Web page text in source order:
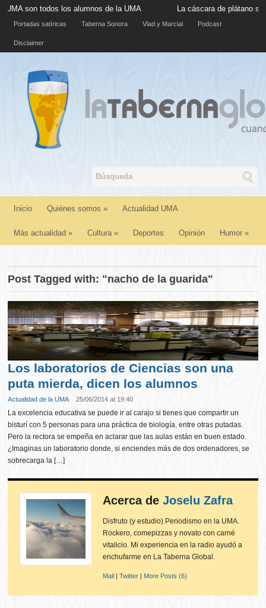
los alumnos de la UMA La cáscara de plátano situada en la
Portadas satíricas Taberna Sonora Vlad y Marcial Podcast
Disclaimer
Inicio Quiénes somos » Actualidad UMA
Más actualidad » Cultura» Deportes Opinión Humor »
Post Tagged with: "nacho de la guarida"
Los laboratorios de Ciencias son una
puta mierda, dicen los alumnos
Actualidad de la UMA 25/06/2014 at 19:40
La excelencia educativa se puede ir al carajo si tienes que compartir un
bisturí con 5 personas para una práctica de biología, entre otras putadas.
Pero la rectora se empeña en aclarar que las aulas están en buen estado.
¿Imaginas un laboratorio donde, si enciendes más de dos ordenadores, se
sobrecarga la […]
Acerca deJoselu Zafra
Disfruto (y estudio) Periodismo en la UMA.
Rockero, comepizzas y novato con carné
vitalicio. Mi experiencia en la radio ayudó a
enchufarme en La Taberna Global.
Mail |Twitter | More Posts (6)